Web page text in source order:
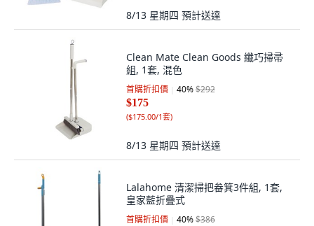
8/13 星期四 預計送達
Clean Mate Clean Goods 纖巧掃帚
組, 1套, 混色
首購折扣價 40%$292
$175
($175.00/1套)
8/13 星期四 預計送達
Lalahome 清潔掃把畚箕3件組, 1套,
皇家藍折疊式
首購折扣價 40%$386